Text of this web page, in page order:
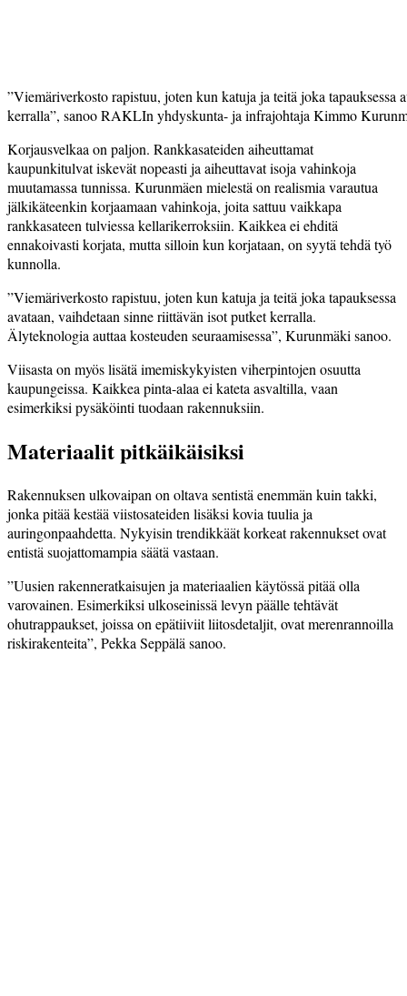
”Viemäriverkosto rapistuu, joten kun katuja ja teitä joka tapauksessa
kerralla”, sanoo RAKLIn yhdyskunta- ja infrajohtaja Kimmo
Korjausvelkaa on paljon. Rankkasateiden aiheuttamat
kaupunkitulvat iskevät nopeasti ja aiheuttavat isoja vahinkoja
muutamassa tunnissa. Kurunmäen mielestä on realismia varautua
jälkikäteenkin korjaamaan vahinkoja, joita sattuu vaikkapa
rankkasateen tulviessa kellarikerroksiin. Kaikkea ei ehditä
ennakoivasti korjata, mutta silloin kun korjataan, on syytä tehdä työ
kunnolla.
”Viemäriverkosto rapistuu, joten kun katuja ja teitä joka tapauk­sessa
avataan, vaihdetaan sinne riittävän isot putket kerralla.
Älyteknologia auttaa kosteuden seuraamisessa”, Kurunmäki sanoo.
Viisasta on myös lisätä imemiskykyisten viherpintojen osuutta
kaupungeissa. Kaikkea pinta-alaa ei kateta asvaltilla, vaan
esimerkiksi pysäköinti tuodaan rakennuksiin.
Materiaalit pitkäikäisiksi
Rakennuksen ulkovaipan on oltava sentistä enemmän kuin takki,
jonka pitää kestää viistosateiden lisäksi kovia tuulia ja
auringonpaahdetta. Nykyisin trendikkäät korkeat rakennukset ovat
entistä suojattomampia säätä vastaan.
”Uusien rakenneratkaisujen ja materiaalien käytössä pitää olla
varovainen. Esimerkiksi ulkoseinissä levyn päälle tehtävät
ohutrappaukset, joissa on epätiiviit liitosdetaljit, ovat merenrannoilla
riskirakenteita”, Pekka Seppälä sanoo.